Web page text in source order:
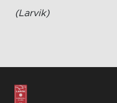
(Larvik)